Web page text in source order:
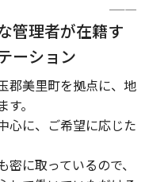
管理者が在籍す
ーション
郡美里町を拠点に、地
。
心に、ご希望に応じた
に取っているので、